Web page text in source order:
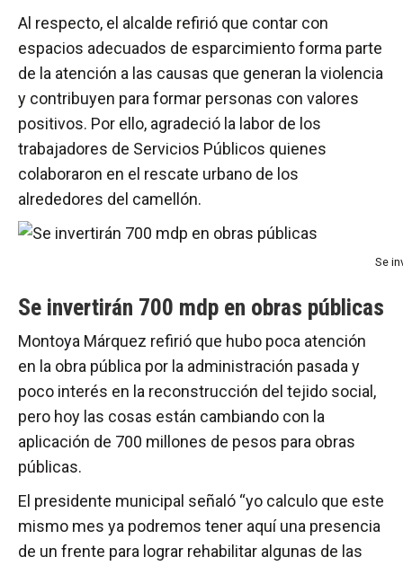
Al respecto, el alcalde refirió que contar con
espacios adecuados de esparcimiento forma parte
de la atención a las causas que generan la violencia
y contribuyen para formar personas con valores
positivos. Por ello, agradeció la labor de los
trabajadores de Servicios Públicos quienes
colaboraron en el rescate urbano de los
alrededores del camellón.
Se
Se invertirán 700 mdp en obras públicas
Montoya Márquez refirió que hubo poca atención
en la obra pública por la administración pasada y
poco interés en la reconstrucción del tejido social,
pero hoy las cosas están cambiando con la
aplicación de 700 millones de pesos para obras
públicas.
El presidente municipal señaló “yo calculo que este
mismo mes ya podremos tener aquí una presencia
de un frente para lograr rehabilitar algunas de las